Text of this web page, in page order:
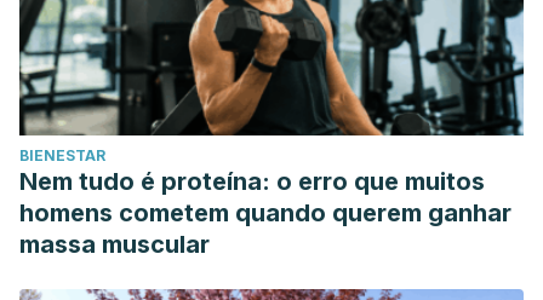
BIENESTAR
Nem tudo é proteína: o erro que muitos
homens cometem quando querem ganhar
massa muscular